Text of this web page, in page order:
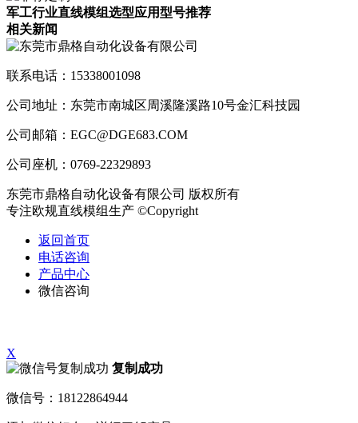
军工行业直线模组选型应用型号推荐
相关新闻
联系电话：15338001098
公司地址：东莞市南城区周溪隆溪路10号金汇科技园
公司邮箱：EGC@DGE683.COM
公司座机：0769-22329893
东莞市鼎格自动化设备有限公司 版权所有
专注欧规直线模组生产 ©Copyright
返回首页
电话咨询
产品中心
微信咨询
X
复制成功
微信号：18122864944